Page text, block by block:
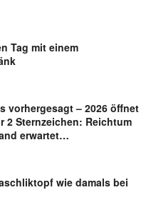
Tag mit einem
vorhergesagt – 2026 öffnet
2 Sternzeichen: Reichtum
erwartet…
wie damals bei